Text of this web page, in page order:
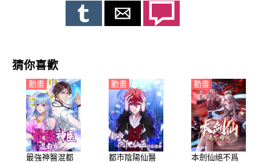
猜你喜歡
最強神醫混都
動畫
都市陰陽仙醫
動畫
本劍仙絕不爲
動畫